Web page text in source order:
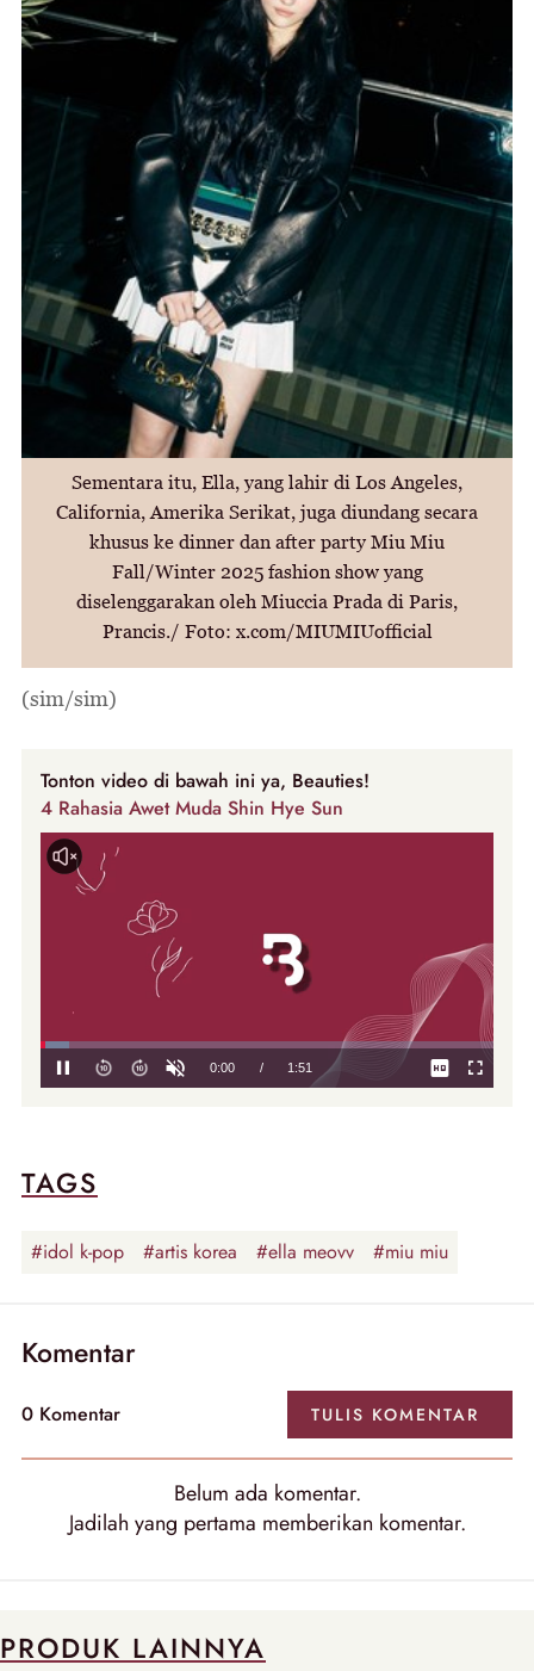
Sementara itu, Ella, yang lahir di Los Angeles,
California, Amerika Serikat, juga diundang secara
khusus ke dinner dan after party Miu Miu
Fall/Winter 2025 fashion show yang
diselenggarakan oleh Miuccia Prada di Paris,
Prancis./ Foto: x.com/MIUMIUofficial
(sim/sim)
Tonton video di bawah ini ya, Beauties!
4 Rahasia Awet Muda Shin Hye Sun
TAGS
#idol k-pop #artis korea #ella meovv #miu miu
Komentar
0 Komentar TULIS KOMENTAR
Belum ada komentar.
Jadilah yang pertama memberikan komentar.
PRODUK LAINNYA